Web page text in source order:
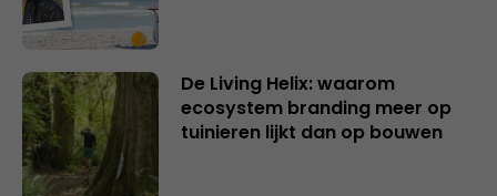
De Living Helix: waarom
ecosystem branding meer op
tuinieren lijkt dan op bouwen